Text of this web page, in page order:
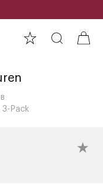
3-Pack